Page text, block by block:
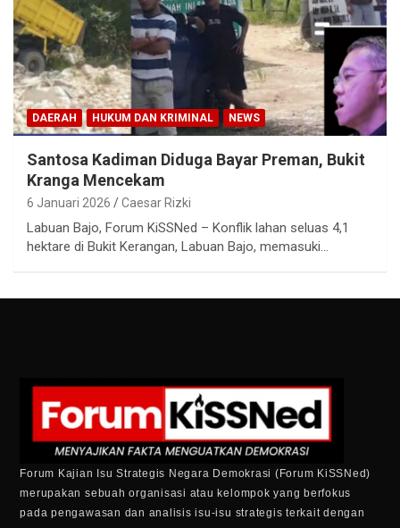
DAERAH HUKUM DAN KRIMINAL NEWS
Santosa Kadiman Diduga Bayar Preman, Bukit
Kranga Mencekam
6 Januari 2026 Caesar Rizki
Labuan Bajo, Forum KiSSNed – Konflik lahan seluas 4,1
hektare di Bukit Kerangan, Labuan Bajo, memasuki…
Forum Kajian Isu Strategis Negara Demokrasi (Forum KiSSNed)
merupakan sebuah organisasi atau kelompok yang berfokus
pada pengawasan dan analisis isu-isu strategis terkait dengan